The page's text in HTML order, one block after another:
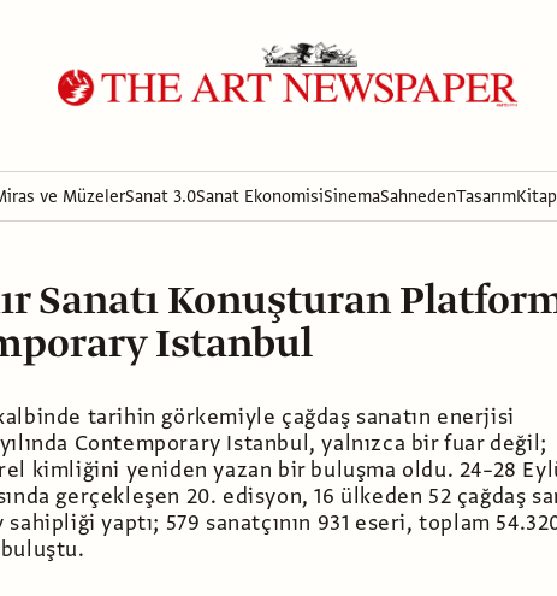
ve MüzelerSanat 3.0Sanat EkonomisiSinemaSahnedenTasarımKitap
Sanatı Konuşturan
Istanbul
tarihin görkemiyle çağdaş sanatın enerjisi
Contemporary Istanbul, yalnızca bir fuar değil;
kimliğini yeniden yazan bir buluşma oldu. 24–28
gerçekleşen 20. edisyon, 16 ülkeden 52 çağdaş
yaptı; 579 sanatçının 931 eseri, toplam